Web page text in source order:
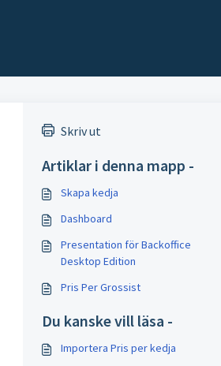
Skriv ut
Artiklar i denna mapp -
Skapa kedja
Dashboard
Presentation för Backoffice
Desktop Edition
Pris Per Grossist
Du kanske vill läsa -
Importera Pris per kedja